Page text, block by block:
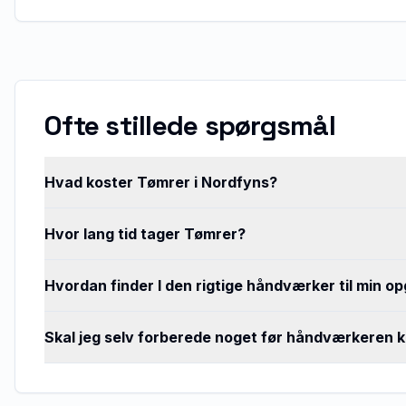
Ofte stillede spørgsmål
Hvad koster Tømrer i Nordfyns?
Hvor lang tid tager Tømrer?
Hvordan finder I den rigtige håndværker til min
Skal jeg selv forberede noget før håndværkeren